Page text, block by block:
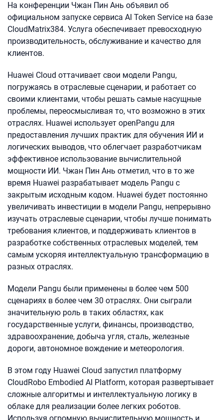
На конференции Чжан Пин Ань объявил об
официальном запуске сервиса AI Token Service на базе
CloudMatrix384. Услуга обеспечивает превосходную
производительность, обслуживание и качество для
клиентов.
Huawei Cloud оттачивает свои модели Pangu,
погружаясь в отраслевые сценарии, и работает со
своими клиентами, чтобы решать самые насущные
проблемы, переосмысливая то, что возможно в этих
отраслях. Huawei использует openPangu для
предоставления лучших практик для обучения ИИ и
логических выводов, что облегчает разработчикам
эффективное использование вычислительной
мощности ИИ. Чжан Пин Ань отметил, что в то же
время Huawei разрабатывает модель Pangu с
закрытым исходным кодом. Huawei будет постоянно
увеличивать инвестиции в модели Pangu, непрерывно
изучать отраслевые сценарии, чтобы лучше понимать
требования клиентов, и поддерживать клиентов в
разработке собственных отраслевых моделей, тем
самым ускоряя интеллектуальную трансформацию в
разных отраслях.
Модели Pangu были применены в более чем 500
сценариях в более чем 30 отраслях. Они сыграли
значительную роль в таких областях, как
государственные услуги, финансы, производство,
здравоохранение, добыча угля, сталь, железные
дороги, автономное вождение и метеорология.
В этом году Huawei Cloud запустил платформу
CloudRobo Embodied AI Platform, которая развертывает
сложные алгоритмы и интеллектуальную логику в
облаке для реализации более легких роботов.